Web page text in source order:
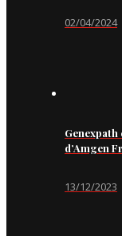
02/04/2024
Genexpath
d’Amgen
13/12/2023